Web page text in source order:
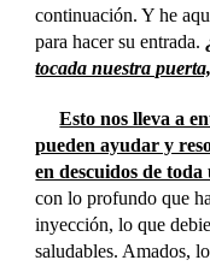
continuación. Y he
para hacer su entrada.
tocada nuestra
Esto nos lleva a
pueden ayudar y
en descuidos de
con lo profundo que
inyección, lo que
saludables. Amados,